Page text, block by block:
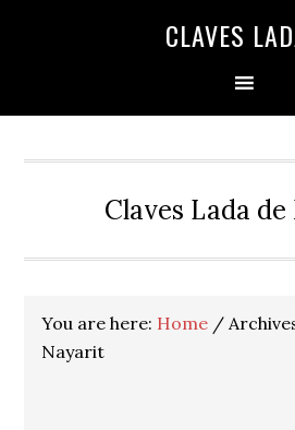
CLAVES
Claves Lada
You are here: Home /
Nayarit